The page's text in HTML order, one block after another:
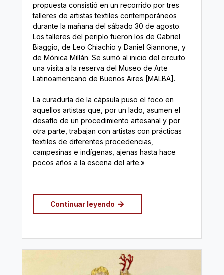
propuesta consistió en un recorrido por tres
talleres de artistas textiles contemporáneos
durante la mañana del sábado 30 de agosto.
Los talleres del periplo fueron los de Gabriel
Biaggio, de Leo Chiachio y Daniel Giannone, y
de Mónica Millán. Se sumó al inicio del circuito
una visita a la reserva del Museo de Arte
Latinoamericano de Buenos Aires [MALBA].
La curaduría de la cápsula puso el foco en
aquellos artistas que, por un lado, asumen el
desafío de un procedimiento artesanal y por
otra parte, trabajan con artistas con prácticas
textiles de diferentes procedencias,
campesinas e indígenas, ajenas hasta hace
pocos años a la escena del arte.»
Continuar leyendo